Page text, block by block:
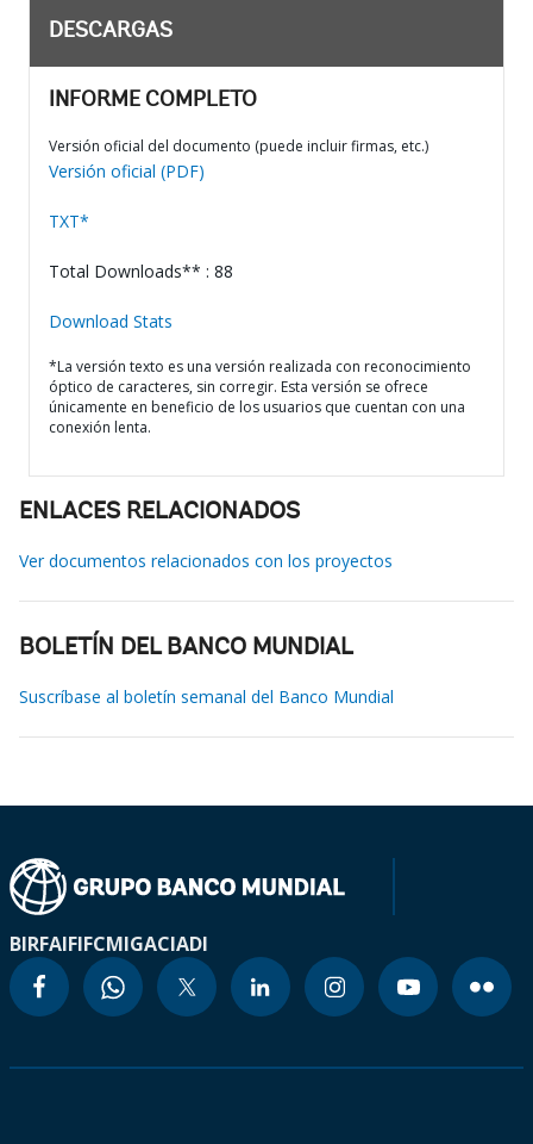
DESCARGAS
INFORME COMPLETO
Versión oficial del documento (puede incluir firmas, etc.)
Versión oficial (PDF)
TXT*
Total Downloads** : 88
Download Stats
*La versión texto es una versión realizada con reconocimiento
óptico de caracteres, sin corregir. Esta versión se ofrece
únicamente en beneficio de los usuarios que cuentan con una
conexión lenta.
ENLACES RELACIONADOS
Ver documentos relacionados con los proyectos
BOLETÍN DEL BANCO MUNDIAL
Suscríbase al boletín semanal del Banco Mundial
BIRFAIFIFCMIGACIADI